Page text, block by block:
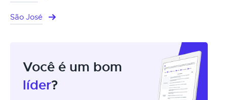
São José
Você é um bom
líder?